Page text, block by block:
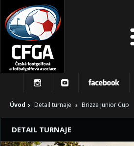
Úvod Detail turnaje Brizze Junior Cup
DETAIL TURNAJE